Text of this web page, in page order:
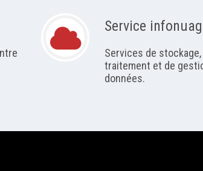
Service
Services de stockage,
traitement et de
données.